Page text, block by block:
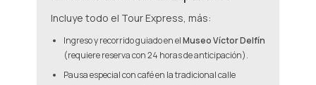
Incluye todo el Tour Express, más:
Ingreso y recorrido guiado en elMuseo Víctor Delfín
(requiere reserva con 24 horas de anticipación).
Pausa especial con café en la tradicional calle